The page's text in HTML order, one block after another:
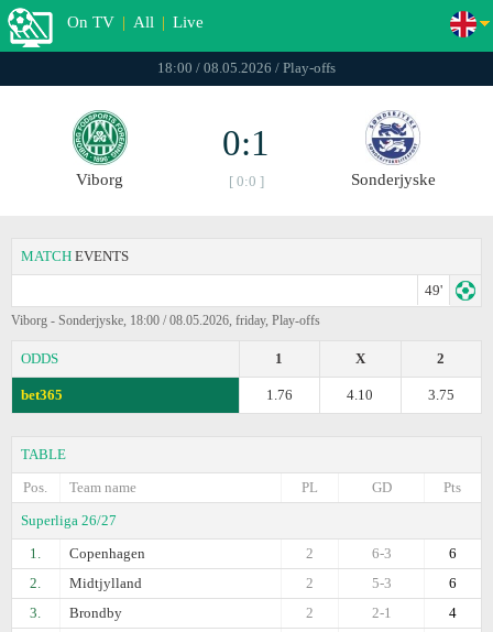
On TV | All | Live
18:00 / 08.05.2026 / Play-offs
Viborg
0:1
[ 0:0 ] Sonderjyske
MATCH EVENTS
49'
Viborg - Sonderjyske, 18:00 / 08.05.2026, friday, Play-offs
ODDS 2
X
1
bet365 3.75
4.10
1.76
TABLE
Pos.
Team name Pts
GD
PL
Superliga 26/27
1.
Copenhagen 6
6-3
2
2.
Midtjylland 6
5-3
2
3.
Brondby 4
2-1
2